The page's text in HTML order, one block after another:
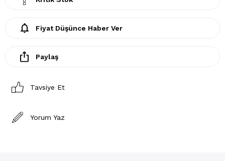
Fiyat Düşünce Haber Ver
Paylaş
Tavsiye Et
Yorum Yaz